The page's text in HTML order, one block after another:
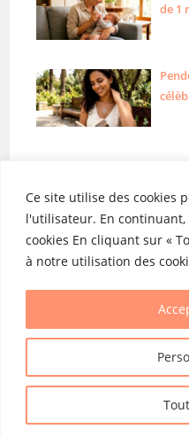
Ce site utilise des cookies
l'utilisateur. En
cookies En cliquant sur «
à notre utilisation des
de 1
Liens utiles
Plan du site